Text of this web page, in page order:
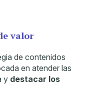
valor
de contenidos
en atender las
y destacar los